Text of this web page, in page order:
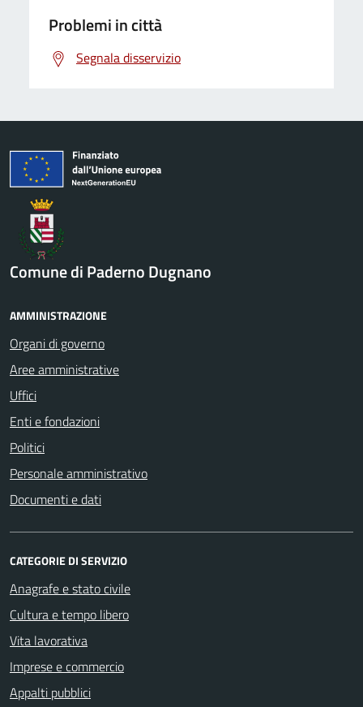
Problemi in città
Segnala disservizio
Comune di Paderno Dugnano
AMMINISTRAZIONE
Organi di governo
Aree amministrative
Uffici
Enti e fondazioni
Politici
Personale amministrativo
Documenti e dati
CATEGORIE DI SERVIZIO
Anagrafe e stato civile
Cultura e tempo libero
Vita lavorativa
Imprese e commercio
Appalti pubblici